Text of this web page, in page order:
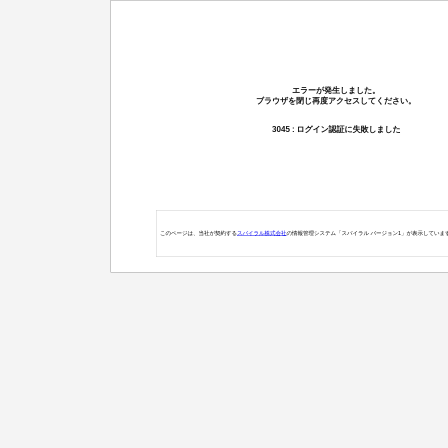
エラーが発生しました。
ブラウザを閉じ再度アクセスしてください。
3045 : ログイン認証に失敗しました
このページは、当社が契約するスパイラル株式会社の情報管理システム「スパイラル バージョン1」が表示していま